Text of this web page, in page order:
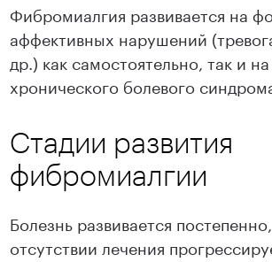
Фибромиалгия развивается на
аффективных нарушений
др.) как самостоятельно, так и
хронического болевого
Стадии развития
фибромиалгии
Болезнь развивается
отсутствии лечения